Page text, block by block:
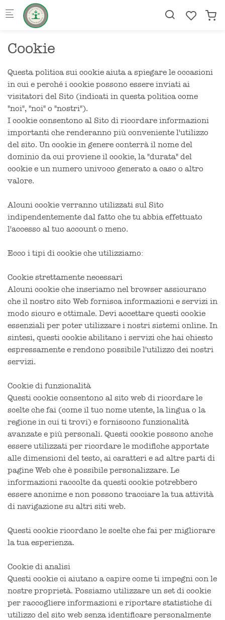
Skip to main content
Cookie
Questa politica sui cookie aiuta a spiegare le occasioni
in cui e perché i cookie possono essere inviati ai
visitatori del Sito (indicati in questa politica come
"noi", "noi" o "nostri").
I cookie consentono al Sito di ricordare informazioni
importanti che renderanno più conveniente l'utilizzo
del sito. Un cookie in genere conterrà il nome del
dominio da cui proviene il cookie, la "durata" del
cookie e un numero univoco generato a caso o altro
valore.
Alcuni cookie verranno utilizzati sul Sito
indipendentemente dal fatto che tu abbia effettuato
l'accesso al tuo account o meno.
Ecco i tipi di cookie che utilizziamo:
Cookie strettamente necessari
Alcuni cookie che inseriamo nel browser assicurano
che il nostro sito Web fornisca informazioni e servizi in
modo sicuro e ottimale. Devi accettare questi cookie
essenziali per poter utilizzare i nostri sistemi online. In
sintesi, questi cookie abilitano i servizi che hai chiesto
espressamente e rendono possibile l'utilizzo dei nostri
servizi.
Cookie di funzionalità
Questi cookie consentono al sito web di ricordare le
scelte che fai (come il tuo nome utente, la lingua o la
regione in cui ti trovi) e forniscono funzionalità
avanzate e più personali. Questi cookie possono anche
essere utilizzati per ricordare le modifiche apportate
alle dimensioni del testo, ai caratteri e ad altre parti di
pagine Web che è possibile personalizzare. Le
informazioni raccolte da questi cookie potrebbero
essere anonime e non possono tracciare la tua attività
di navigazione su altri siti web.
Questi cookie ricordano le scelte che fai per migliorare
la tua esperienza.
Cookie di analisi
Questi cookie ci aiutano a capire come ti impegni con le
nostre proprietà. Possiamo utilizzare un set di cookie
per raccogliere informazioni e riportare statistiche di
utilizzo del sito web senza identificare personalmente